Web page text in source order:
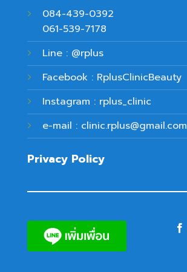
084-439-0392
061-539-7178
Line : @rplus
Facebook : RplusClinicBeauty
Instagram : rplus_clinic
e-mail : clinic.rplus@gmail.com
Privacy Policy